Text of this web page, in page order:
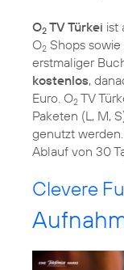
O2 TV Türkei ist
O2 Shops
erstmaliger
kostenlos,
Euro. O2 TV
Paketen (L, M,
genutzt
Ablauf von 30
Clevere